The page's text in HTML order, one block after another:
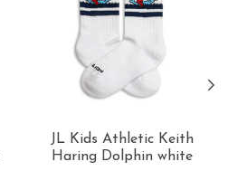
JL Kids Athletic Keith
Haring Dolphin white